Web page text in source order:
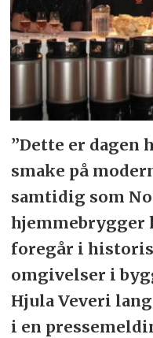
”Dette er dagen
smake på
samtidig som
hjemmebrygger
foregår i
omgivelser i
Hjula Veveri
i en